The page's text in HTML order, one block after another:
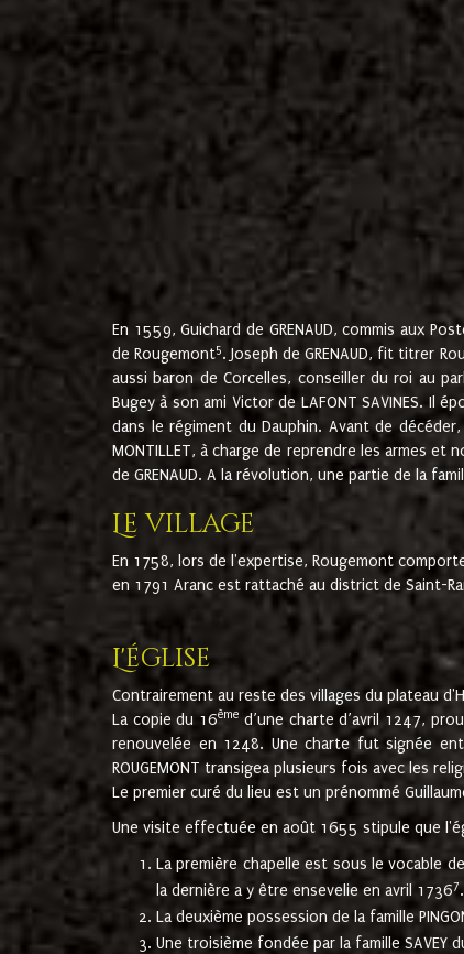
En 1559, Guichard de GRENAUD, commis aux
de Rougemont5. Joseph de GRENAUD, fit titrer
aussi baron de Corcelles, conseiller du roi au
Bugey à son ami Victor de LAFONT SAVINES. Il
dans le régiment du Dauphin. Avant de
MONTILLET, à charge de reprendre les armes et
de GRENAUD. A la révolution, une partie de la
Le village
En 1758, lors de l'expertise, Rougemont
en 1791 Aranc est rattaché au district de Saint-
L'église
Contrairement au reste des villages du plateau
La copie du 16ème d’une charte d’avril 1247,
renouvelée en 1248. Une charte fut signée
ROUGEMONT transigea plusieurs fois avec les
Le premier curé du lieu est un prénommé
Une visite effectuée en août 1655 stipule que
La première chapelle est sous le vocable
la dernière a y être ensevelie en avril 17367.
La deuxième possession de la famille
Une troisième fondée par la famille SAVEY